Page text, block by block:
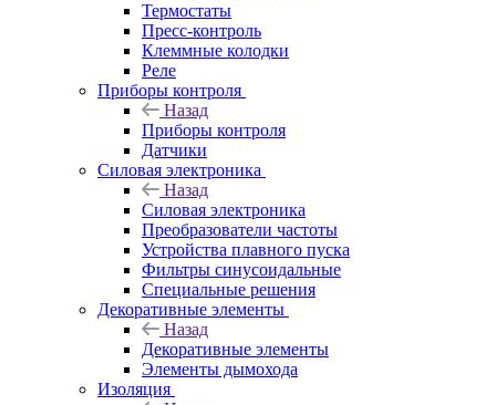
Термостаты
Пресс-контроль
Клеммные колодки
Реле
Приборы контроля
Назад
Приборы контроля
Датчики
Силовая электроника
Назад
Силовая электроника
Преобразователи частоты
Устройства плавного пуска
Фильтры синусоидальные
Специальные решения
Декоративные элементы
Назад
Декоративные элементы
Элементы дымохода
Изоляция